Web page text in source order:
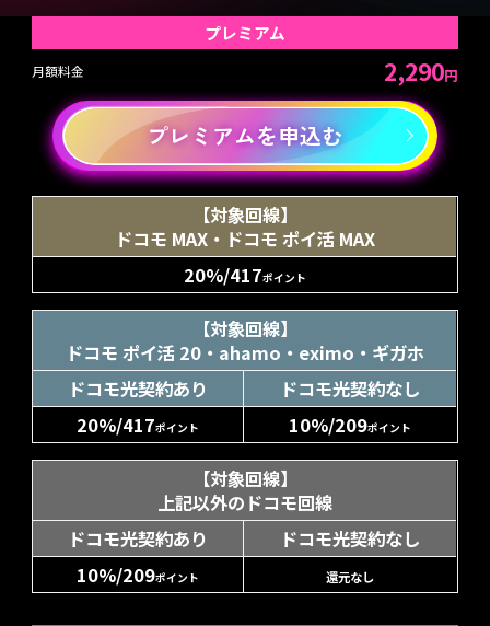
プレミアム
月額料金 2,290円
プレミアムを申込む
【対象回線】
ドコモ MAX・ドコモ ポイ活 MAX
20%/417ポイント
【対象回線】
ドコモ ポイ活 20・ahamo・eximo・ギガホ
ドコモ光契約あり
ドコモ光契約なし
20%/417ポイント 10%/209ポイント
【対象回線】
上記以外のドコモ回線
ドコモ光契約あり
ドコモ光契約なし
10%/209ポイント 還元なし